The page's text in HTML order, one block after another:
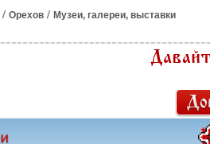
/ Орехов / Музеи, галереи, выставки